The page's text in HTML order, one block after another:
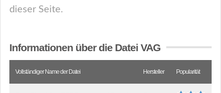
dieser Seite.
Informationen über die Datei VAG
Vollständiger Name der Datei Hersteller Popularität